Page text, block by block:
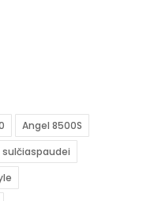
Angel 8500S